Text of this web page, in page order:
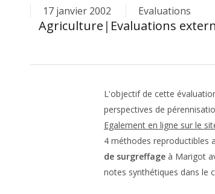
17 janvier 2002 Evaluations
Agriculture | Evaluations
L'objectif de cette
perspectives de
Egalement en ligne sur le
4 méthodes reproductibles
de surgreffage à Marigot
notes synthétiques dans le